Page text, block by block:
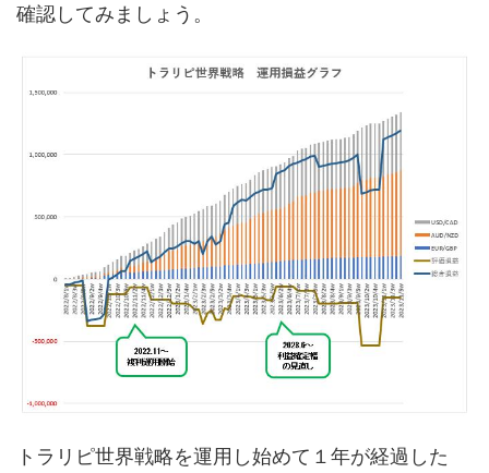
確認してみましょう。
トラリピ世界戦略を運用し始めて１年が経過した